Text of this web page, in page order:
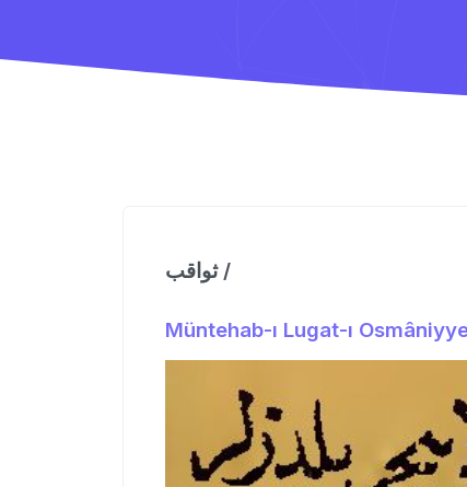
ثواقب /
Müntehab-ı Lugat-ı